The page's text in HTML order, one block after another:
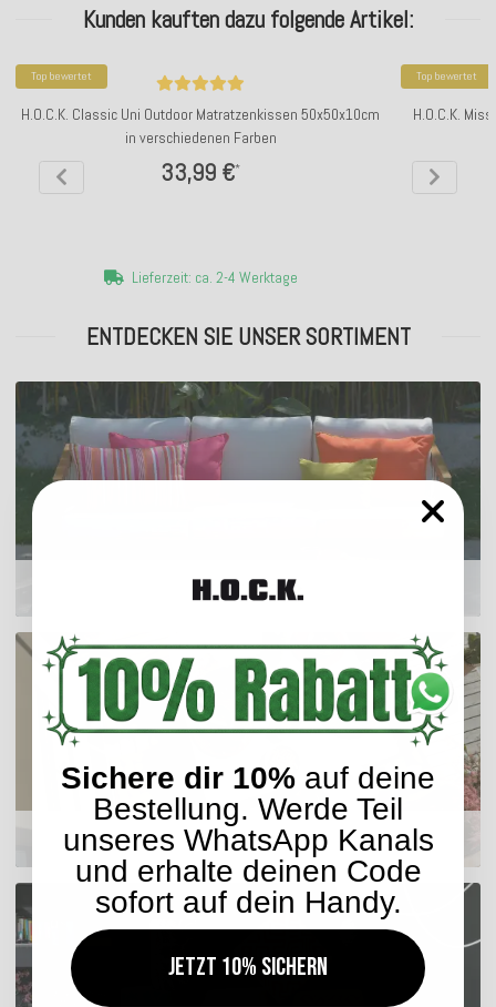
Kunden kauften dazu folgende Artikel:
Top bewertet
H.O.C.K. Classic Uni Outdoor Matratzenkissen 50x50x10cm
in verschiedenen Farben
33,99 €*
Lieferzeit: ca. 2-4 Werktage
Top bewertet
H.O.C.K.
ENTDECKEN SIE UNSER SORTIMENT
Outdoor Kissen
Sitzkissen
Sichere dir 10% auf deine
Bestellung. Werde Teil
unseres WhatsApp Kanals
und erhalte deinen Code
sofort auf dein Handy.
Jetzt 10% sichern